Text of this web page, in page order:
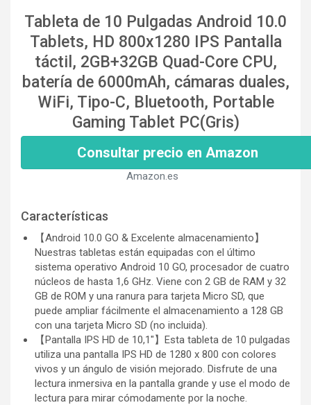
Tableta de 10 Pulgadas Android 10.0
Tablets, HD 800x1280 IPS Pantalla
táctil, 2GB+32GB Quad-Core CPU,
batería de 6000mAh, cámaras duales,
WiFi, Tipo-C, Bluetooth, Portable
Gaming Tablet PC(Gris)
Consultar precio en Amazon
Amazon.es
Características
【Android 10.0 GO & Excelente almacenamiento】
Nuestras tabletas están equipadas con el último
sistema operativo Android 10 GO, procesador de cuatro
núcleos de hasta 1,6 GHz. Viene con 2 GB de RAM y 32
GB de ROM y una ranura para tarjeta Micro SD, que
puede ampliar fácilmente el almacenamiento a 128 GB
con una tarjeta Micro SD (no incluida).
【Pantalla IPS HD de 10,1"】Esta tableta de 10 pulgadas
utiliza una pantalla IPS HD de 1280 x 800 con colores
vivos y un ángulo de visión mejorado. Disfrute de una
lectura inmersiva en la pantalla grande y use el modo de
lectura para mirar cómodamente por la noche.